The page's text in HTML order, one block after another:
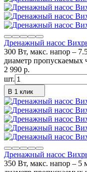
Дренажный насос
300 Вт, макс. напор –
диаметр пропускаемых
2 990 p.
шт.
В 1 клик
Дренажный насос
350 Вт, макс. напор – 5